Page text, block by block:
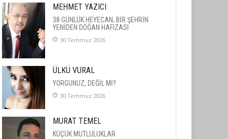
MEHMET YAZICI
38 GÜNLÜK HEYECAN, BİR ŞEHRİN
YENİDEN DOĞAN HAFIZASI
30 Temmuz 2026
ÜLKÜ VURAL
YORGUNUZ, DEĞİL Mİ?
30 Temmuz 2026
MURAT TEMEL
KÜÇÜK MUTLULUKLAR